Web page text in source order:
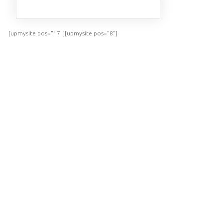
[upmysite pos="17"][upmysite pos="8"]